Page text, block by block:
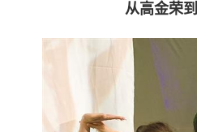
从高金荣